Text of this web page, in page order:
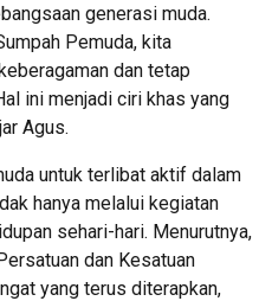
generasi muda.
Pemuda, kita
dan tetap
ini menjadi ciri khas yang
Agus.
untuk terlibat aktif dalam
hanya melalui kegiatan
sehari-hari. Menurutnya,
dan Kesatuan
yang terus diterapkan,